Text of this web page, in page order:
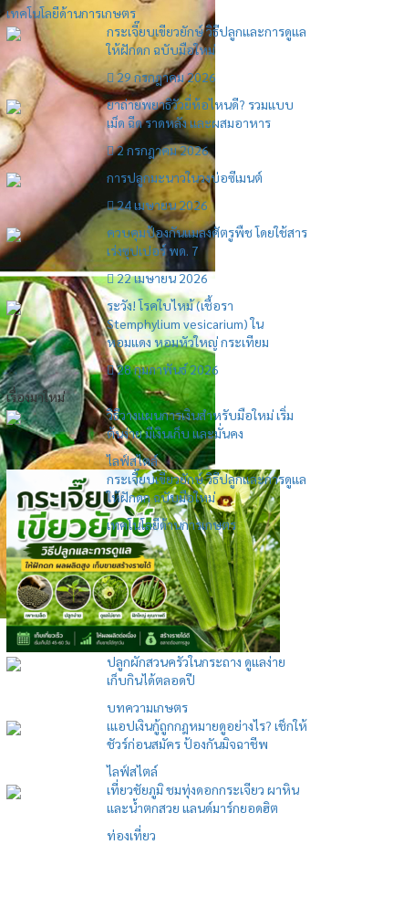
เทคโนโลยีด้านการเกษตร
กระเจี๊ยบเขียวยักษ์ วิธีปลูกและการดูแล
ให้ฝักดก ฉบับมือใหม่
29 กรกฎาคม 2026
ยาถ่ายพยาธิวัวยี่ห้อไหนดี? รวมแบบ
เม็ด ฉีด ราดหลัง และผสมอาหาร
2 กรกฎาคม 2026
การปลูกมะนาวในวงบ่อซีเมนต์
24 เมษายน 2026
ควบคุมป้องกันแมลงศัตรูพืช โดยใช้สาร
เร่งซุปเปอร์ พด. 7
22 เมษายน 2026
ระวัง! โรคใบไหม้ (เชื้อรา
Stemphylium vesicarium) ใน
หอมแดง หอมหัวใหญ่ กระเทียม
28 กุมภาพันธ์ 2026
เรื่องมาใหม่
วิธีวางแผนการเงินสำหรับมือใหม่ เริ่ม
ต้นง่าย มีเงินเก็บ และมั่นคง
ไลฟ์สไตล์
กระเจี๊ยบเขียวยักษ์ วิธีปลูกและการดูแล
ให้ฝักดก ฉบับมือใหม่
เทคโนโลยีด้านการเกษตร
ปลูกผักสวนครัวในกระถาง ดูแลง่าย
เก็บกินได้ตลอดปี
บทความเกษตร
เแอปเงินกู้ถูกกฎหมายดูอย่างไร? เช็กให้
ชัวร์ก่อนสมัคร ป้องกันมิจฉาชีพ
ไลฟ์สไตล์
เที่ยวชัยภูมิ ชมทุ่งดอกกระเจียว ผาหิน
และน้ำตกสวย แลนด์มาร์กยอดฮิต
ท่องเที่ยว